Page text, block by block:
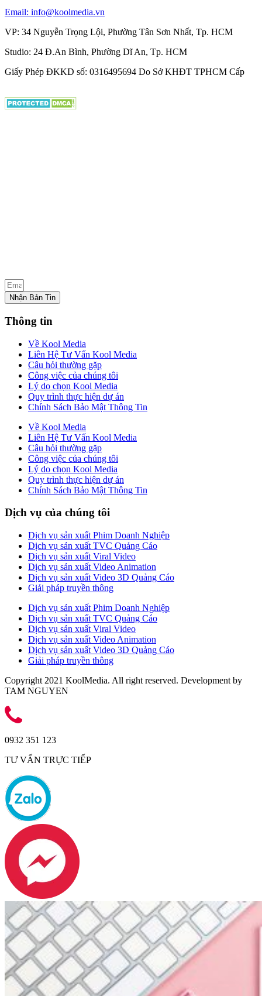
Email: info@koolmedia.vn
VP: 34 Nguyễn Trọng Lội, Phường Tân Sơn Nhất, Tp. HCM
Studio: 24 Đ.An Bình, Phường Dĩ An, Tp. HCM
Giấy Phép ĐKKD số: 0316495694 Do Sở KHĐT TPHCM Cấp
Nhận Bản Tin
Thông tin
Về Kool Media
Liên Hệ Tư Vấn Kool Media
Câu hỏi thường gặp
Công việc của chúng tôi
Lý do chọn Kool Media
Quy trình thực hiện dự án
Chính Sách Bảo Mật Thông Tin
Về Kool Media
Liên Hệ Tư Vấn Kool Media
Câu hỏi thường gặp
Công việc của chúng tôi
Lý do chọn Kool Media
Quy trình thực hiện dự án
Chính Sách Bảo Mật Thông Tin
Dịch vụ của chúng tôi
Dịch vụ sản xuất Phim Doanh Nghiệp
Dịch vụ sản xuất TVC Quảng Cáo
Dịch vụ sản xuất Viral Video
Dịch vụ sản xuất Video Animation
Dịch vụ sản xuất Video 3D Quảng Cáo
Giải pháp truyền thông
Dịch vụ sản xuất Phim Doanh Nghiệp
Dịch vụ sản xuất TVC Quảng Cáo
Dịch vụ sản xuất Viral Video
Dịch vụ sản xuất Video Animation
Dịch vụ sản xuất Video 3D Quảng Cáo
Giải pháp truyền thông
Copyright 2021 KoolMedia. All right reserved. Development by
TAM NGUYEN
0932 351 123
TƯ VẤN TRỰC TIẾP